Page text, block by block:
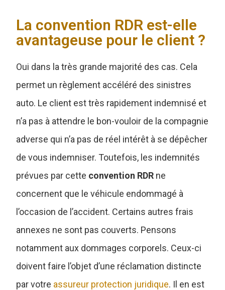
La convention RDR est-elle
avantageuse pour le client ?
Oui dans la très grande majorité des cas. Cela
permet un règlement accéléré des sinistres
auto. Le client est très rapidement indemnisé et
n’a pas à attendre le bon-vouloir de la compagnie
adverse qui n’a pas de réel intérêt à se dépêcher
de vous indemniser. Toutefois, les indemnités
prévues par cette convention RDR ne
concernent que le véhicule endommagé à
l’occasion de l’accident. Certains autres frais
annexes ne sont pas couverts. Pensons
notamment aux dommages corporels. Ceux-ci
doivent faire l’objet d’une réclamation distincte
par votre assureur protection juridique. Il en est